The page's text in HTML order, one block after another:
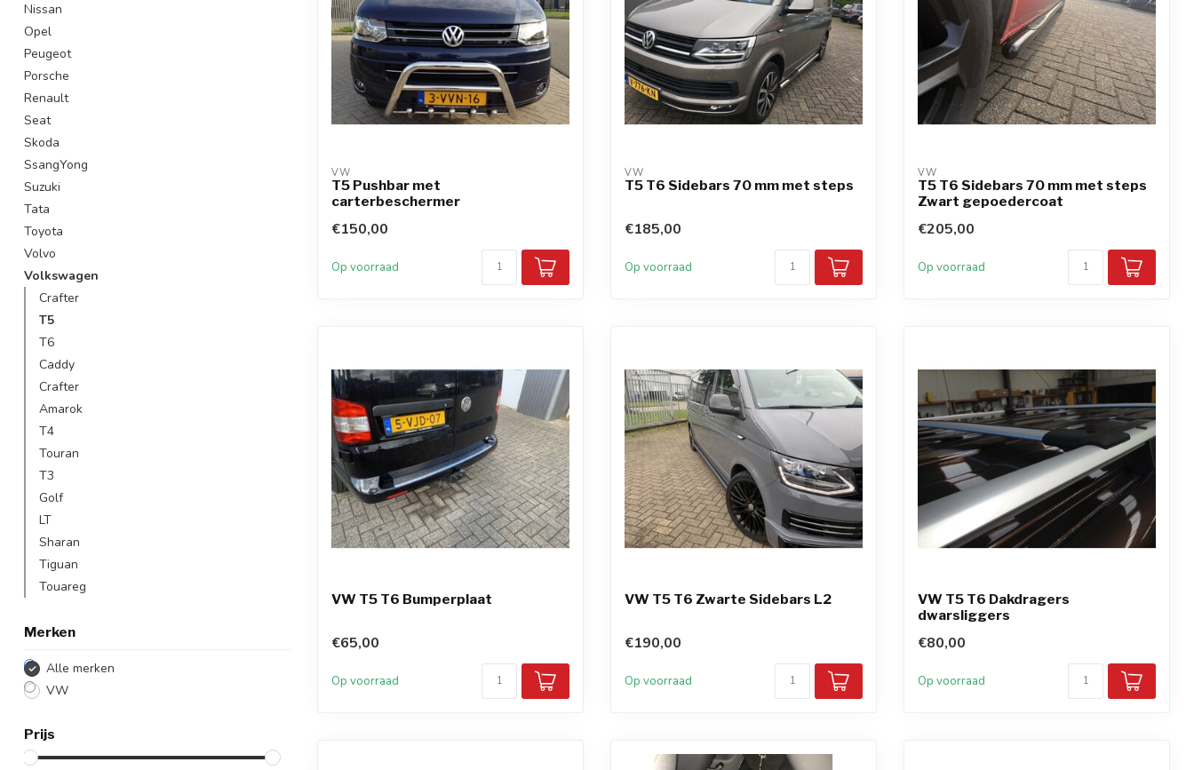
Nissan
Opel
Peugeot
Porsche
Renault
Seat
Skoda
SsangYong
Suzuki
Tata
Toyota
Volvo
Volkswagen
Crafter
T5
T6
Caddy
Crafter
Amarok
T4
Touran
T3
Golf
LT
Sharan
Tiguan
Touareg
Merken
Alle merken
VW
Prijs
VW
T5 Pushbar met
carterbeschermer
€150,00
Op voorraad
VW
T5 T6 Sidebars 70 mm met steps
€185,00
Op voorraad
VW
T5 T6 Sidebars 70 mm met steps
Zwart gepoedercoat
€205,00
Op voorraad
VW T5 T6 Bumperplaat
€65,00
Op voorraad
VW T5 T6 Zwarte Sidebars L2
€190,00
Op voorraad
VW T5 T6 Dakdragers
dwarsliggers
€80,00
Op voorraad